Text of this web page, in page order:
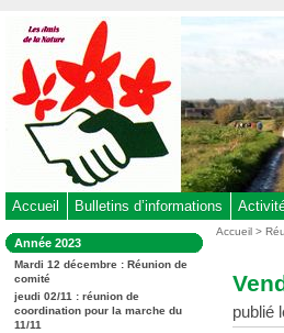
au
contenu
-
Aller
au
menu
-
à
la
recherche
Accueil Bulletins d’informations
Dans
la
rubrique
:
Année 2023
Mardi 12 décembre : Réunion de
comité
jeudi 02/11 : réunion de
coordination pour la marche du
11/11
Vous
Accueil >
publié